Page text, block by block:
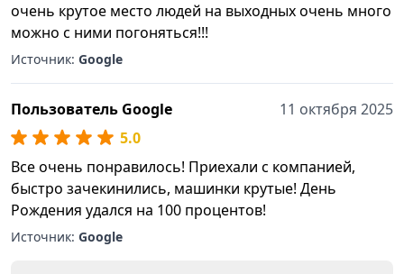
очень крутое место людей на выходных очень много
можно с ними погоняться!!!
Источник: Google
Пользователь Google
11 октября 2025
5.0
Все очень понравилось! Приехали с компанией,
быстро зачекинились, машинки крутые! День
Рождения удался на 100 процентов!
Источник: Google